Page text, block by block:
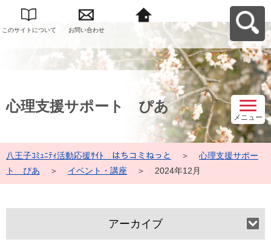
このサイトについて お問い合わせ
援ｻｲﾄ はちコミねっ
心理支援サポート ぴあ
メニュー
八王子ｺﾐｭﾆﾃｨ活動応援ｻｲﾄ はちコミねっと ＞
心理支援サポー
ト ぴあ
＞ イベント・講座 ＞ 2024年12月
アーカイブ